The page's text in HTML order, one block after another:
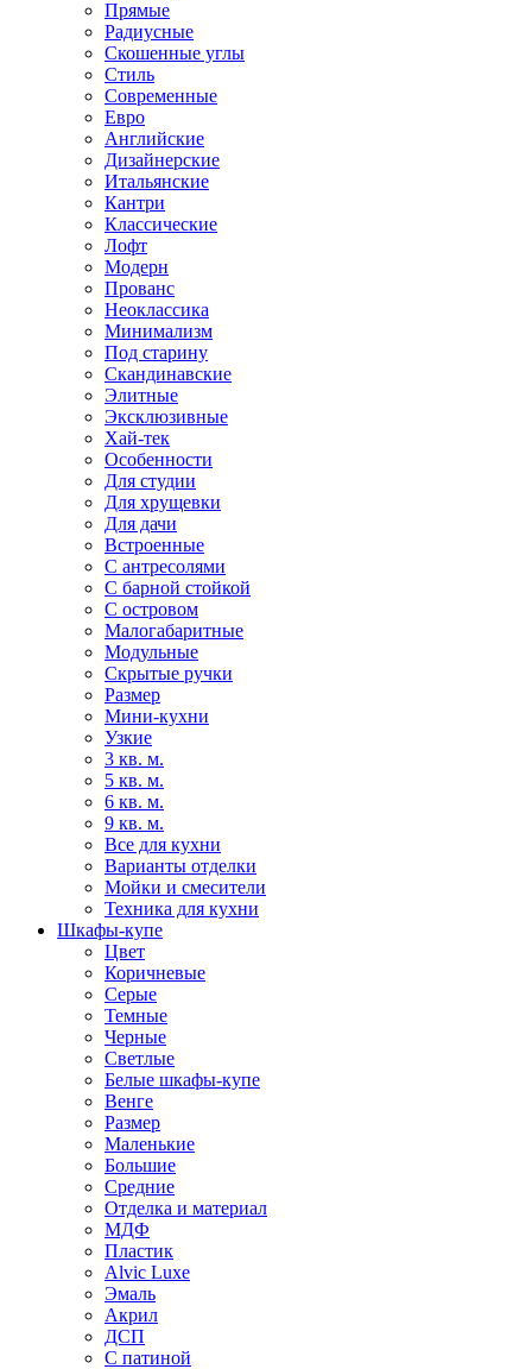
Прямые
Радиусные
Скошенные углы
Стиль
Современные
Евро
Английские
Дизайнерские
Итальянские
Кантри
Классические
Лофт
Модерн
Прованс
Неоклассика
Минимализм
Под старину
Скандинавские
Элитные
Эксклюзивные
Хай-тек
Особенности
Для студии
Для хрущевки
Для дачи
Встроенные
С антресолями
С барной стойкой
С островом
Малогабаритные
Модульные
Скрытые ручки
Размер
Мини-кухни
Узкие
3 кв. м.
5 кв. м.
6 кв. м.
9 кв. м.
Все для кухни
Варианты отделки
Мойки и смесители
Техника для кухни
Шкафы-купе
Цвет
Коричневые
Серые
Темные
Черные
Светлые
Белые шкафы-купе
Венге
Размер
Маленькие
Большие
Средние
Отделка и материал
МДФ
Пластик
Alvic Luxe
Эмаль
Акрил
ДСП
С патиной